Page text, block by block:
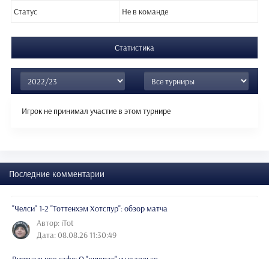
Статус Не в команде
Статистика
Игрок не принимал участие в этом турнире
Последние комментарии
"Челси" 1-2 "Тоттенхэм Хотспур": обзор матча
Автор: iTot
Дата: 08.08.26 11:30:49